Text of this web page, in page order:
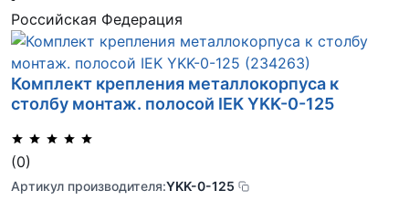
Российская Федерация
Комплект крепления металлокорпуса к
столбу монтаж. полосой IEK YKK-0-125
(0)
Артикул производителя:YKK-0-125